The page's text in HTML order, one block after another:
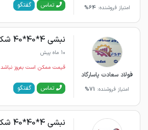
امتیاز فروشنده:64% تماس گفتگو
فولاد سعادت پاسارگاد
امتیاز فروشنده: 71%
نبشی 4*40*40 شکفته مشهد 6 متری
10 ماه پیش
قیمت ممکن است به‌روز نباشد
تماس گفتگو
نبشی 4*40*40 شکفته مشهد 6 متری